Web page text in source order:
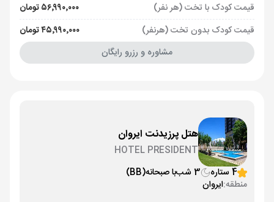
قیمت کودک با تخت (هر نفر)
۵۶٬۹۹۰٬۰۰۰ تومان
قیمت کودک بدون تخت (هرنفر)
۴۵٬۹۹۰٬۰۰۰ تومان
مشاوره و رزرو رایگان
هتل پرزیدنت ایروان
HOTEL PRESIDENT
4 ستاره
3 شب با صبحانه(BB)
منطقه:ایروان